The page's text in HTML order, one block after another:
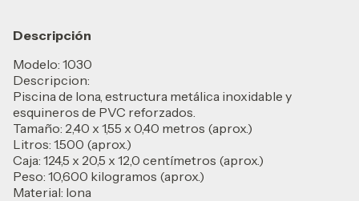
Descripción
Modelo: 1030
Descripcion:
Piscina de lona, estructura metálica inoxidable y
esquineros de PVC reforzados.
Tamaño: 2,40 x 1,55 x 0,40 metros (aprox.)
Litros: 1.500 (aprox.)
Caja: 124,5 x 20,5 x 12,0 centímetros (aprox.)
Peso: 10,600 kilogramos (aprox.)
Material: lona